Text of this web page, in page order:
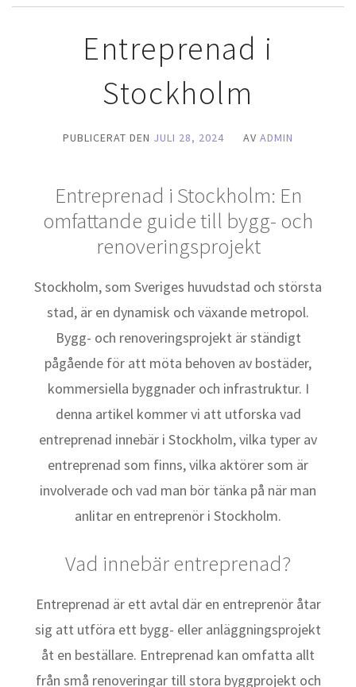
Entreprenad i
Stockholm
PUBLICERAT DEN JULI 28, 2024 AV ADMIN
Entreprenad i Stockholm: En
omfattande guide till bygg- och
renoveringsprojekt
Stockholm, som Sveriges huvudstad och största
stad, är en dynamisk och växande metropol.
Bygg- och renoveringsprojekt är ständigt
pågående för att möta behoven av bostäder,
kommersiella byggnader och infrastruktur. I
denna artikel kommer vi att utforska vad
entreprenad innebär i Stockholm, vilka typer av
entreprenad som finns, vilka aktörer som är
involverade och vad man bör tänka på när man
anlitar en entreprenör i Stockholm.
Vad innebär entreprenad?
Entreprenad är ett avtal där en entreprenör åtar
sig att utföra ett bygg- eller anläggningsprojekt
åt en beställare. Entreprenad kan omfatta allt
från små renoveringar till stora byggprojekt och